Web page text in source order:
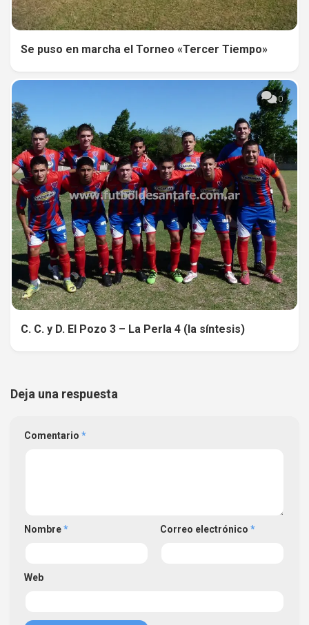
Se puso en marcha el Torneo «Tercer Tiempo»
0
C. C. y D. El Pozo 3 – La Perla 4 (la síntesis)
Deja una respuesta
Comentario *
Nombre* Correo electrónico *
Web